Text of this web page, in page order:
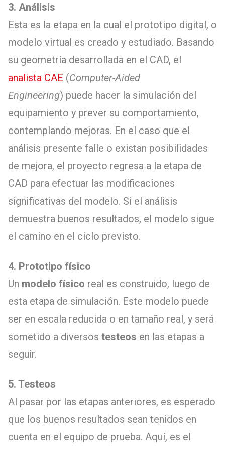
3. Análisis
Esta es la etapa en la cual el prototipo digital, o
modelo virtual es creado y estudiado. Basando
su geometría desarrollada en el CAD, el
analista CAE (Computer-Aided
Engineering) puede hacer la simulación del
equipamiento y prever su comportamiento,
contemplando mejoras. En el caso que el
análisis presente falle o existan posibilidades
de mejora, el proyecto regresa a la etapa de
CAD para efectuar las modificaciones
significativas del modelo. Si el análisis
demuestra buenos resultados, el modelo sigue
el camino en el ciclo previsto.
4. Prototipo físico
Un modelo físico real es construido, luego de
esta etapa de simulación. Este modelo puede
ser en escala reducida o en tamaño real, y será
sometido a diversos testeos en las etapas a
seguir.
5. Testeos
Al pasar por las etapas anteriores, es esperado
que los buenos resultados sean tenidos en
cuenta en el equipo de prueba. Aquí, es el